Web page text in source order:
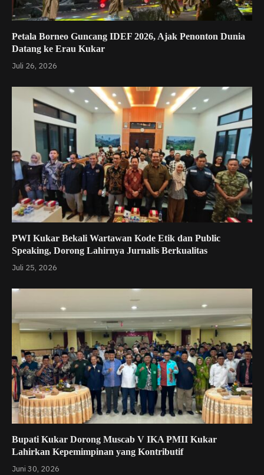
Petala Borneo Guncang IDEF 2026, Ajak Penonton Dunia
Datang ke Erau Kukar
Juli 26, 2026
PWI Kukar Bekali Wartawan Kode Etik dan Public
Speaking, Dorong Lahirnya Jurnalis Berkualitas
Juli 25, 2026
Bupati Kukar Dorong Muscab V IKA PMII Kukar
Lahirkan Kepemimpinan yang Kontributif
Juni 30, 2026